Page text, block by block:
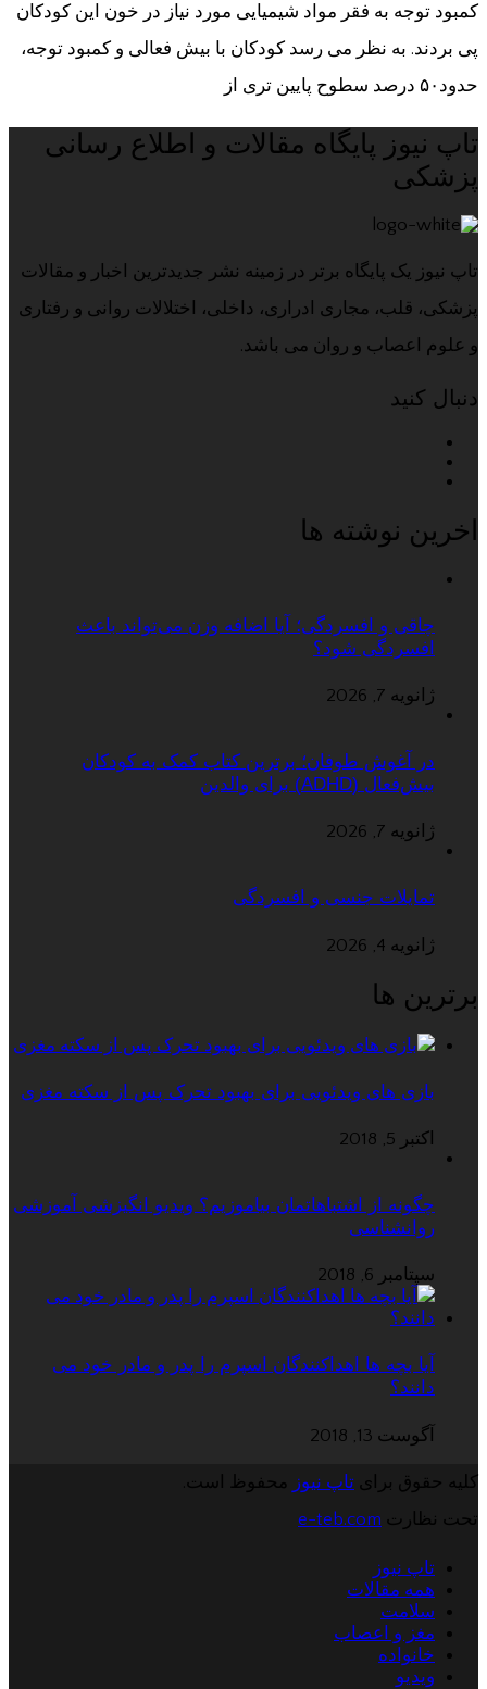
کمبود توجه به فقر مواد شیمیایی مورد نیاز در خون این کودکان
پی بردند. به نظر می رسد کودکان با بیش فعالی و کمبود توجه،
حدود۵۰ درصد سطوح پایین تری از
تاپ نیوز پایگاه مقالات و اطلاع رسانی
پزشکی
تاپ نیوز یک پایگاه برتر در زمینه نشر جدیدترین اخبار و مقالات
پزشکی، قلب، مجاری ادراری، داخلی، اختلالات روانی و رفتاری
و علوم اعصاب و روان می باشد.
دنبال کنید
اخرین نوشته ها
چاقی و افسردگی؛ آیا اضافه وزن می‌تواند باعث
افسردگی شود؟
ژانویه 7, 2026
در آغوش طوفان؛ برترین کتاب کمک به کودکان
بیش‌فعال (ADHD) برای والدین
ژانویه 7, 2026
تمایلات جنسی و افسردگی
ژانویه 4, 2026
برترین ها
بازی های ویدئویی برای بهبود تحرک پس از سکته مغزی
اکتبر 5, 2018
چگونه از اشتباهاتمان بیاموزیم؟ ویدیو انگیزشی آموزشی
روانشناسی
سپتامبر 6, 2018
آیا بچه ها اهداکنندگان اسپرم را پدر و مادر خود می
دانند؟
آگوست 13, 2018
کلیه حقوق برای تاپ نیوز
محفوظ است.
تحت نظارت e-teb.com
تاپ نیوز
همه مقالات
سلامت
مغز و اعصاب
خانواده
ویدیو